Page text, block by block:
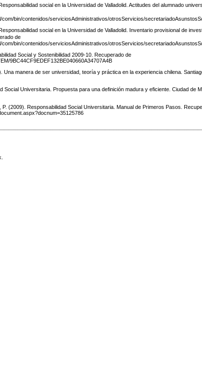
social en la Universidad de Valladolid. Actitudes del alumnado
bin/contenidos/serviciosAdministrativos/otrosServicios/
social en la Universidad de Valladolid. Inventario provisional de
de
bin/contenidos/serviciosAdministrativos/otrosServicios/
Social y Sostenibilidad 2009-10. Recuperado de
9BC44CF9EDEF132BE040660A34707A4B
Una manera de ser universidad, teoría y práctica en la experiencia chilena.
Social Universitaria. Propuesta para una definición madura y eficiente. Ciudad de
(2009). Responsabilidad Social Universitaria. Manual de Primeros Pasos.